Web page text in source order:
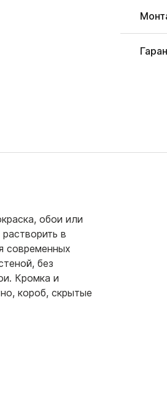
обои или
в
современных
без
Кромка и
короб, скрытые